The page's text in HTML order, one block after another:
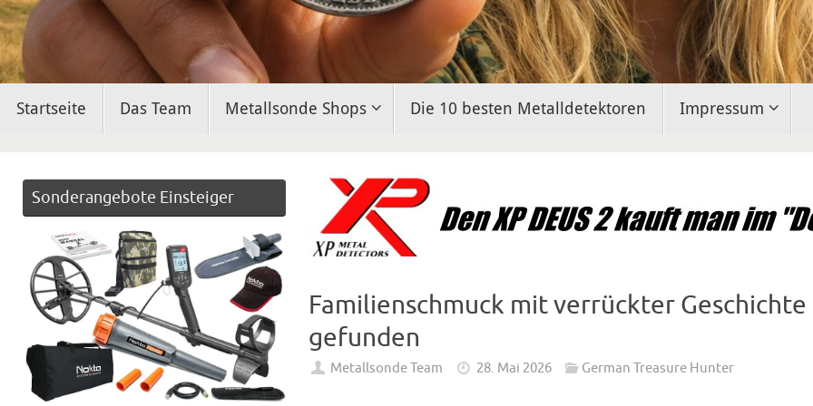
InhaltStartseite Das Team Metallsonde Shops Die 10 besten Metalldetektoren Impressum
Familienschmuck mit verrückter Geschichte
gefunden
Metallsonde Team 28. Mai 2026 German Treasure Hunter
Sonderangebote Einsteiger